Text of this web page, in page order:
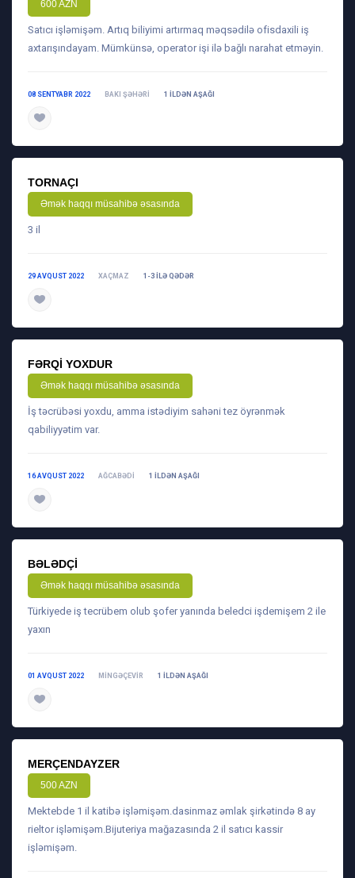
600 AZN
Satıcı işləmişəm. Artıq biliyimi artırmaq məqsədilə ofisdaxili iş
axtarışındayam. Mümkünsə, operator işi ilə bağlı narahat etməyin.
08 SENTYABR 2022 BAKI ŞƏHƏRI 1 ILDƏN AŞAĞI
TORNAÇI
Əmək haqqı müsahibə əsasında
3 il
29 AVQUST 2022 XAÇMAZ 1-3 ILƏ QƏDƏR
FƏRQI YOXDUR
Əmək haqqı müsahibə əsasında
İş təcrübəsi yoxdu, amma istədiyim sahəni tez öyrənmək
qabiliyyətim var.
16 AVQUST 2022 AĞCABƏDI 1 ILDƏN AŞAĞI
BƏLƏDÇI
Əmək haqqı müsahibə əsasında
Türkiyede iş tecrübem olub şofer yanında beledci işdemişem 2 ile
yaxın
01 AVQUST 2022 MINGƏÇEVIR 1 ILDƏN AŞAĞI
MERÇENDAYZER
500 AZN
Mektebde 1 il katibə işləmişəm.dasinmaz əmlak şirkətində 8 ay
rieltor işləmişəm.Bijuteriya mağazasında 2 il satıcı kassir
işləmişəm.